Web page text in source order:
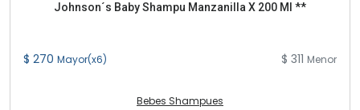
Johnson´s Baby Shampu Manzanilla X 200 Ml **
$ 270 Mayor(x6) $ 311 Menor
Bebes Shampues